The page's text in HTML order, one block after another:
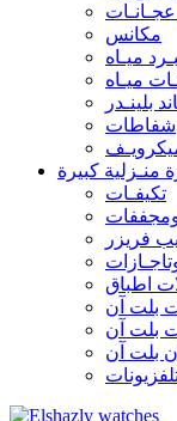
مكانس
ميـاه
ميـاه
بلينـدر
شفاطات
منـزلية كبيرة
تكيفـات
فريزر
اطباق
بلت آن
بلت آن
بلت آن